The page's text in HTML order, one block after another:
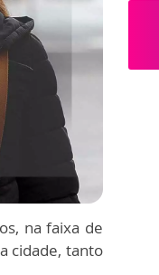
na faixa de
cidade, tanto